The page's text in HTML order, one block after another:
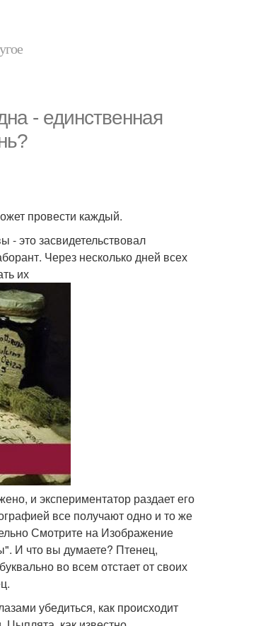
- единственная
провести каждый.
- это засвидетельствовал
Через несколько дней всех
их
и экспериментатор раздает его
все получают одно и то же
Смотрите на Изображение
И что вы думаете? Птенец,
во всем отстает от своих
убедиться, как происходит